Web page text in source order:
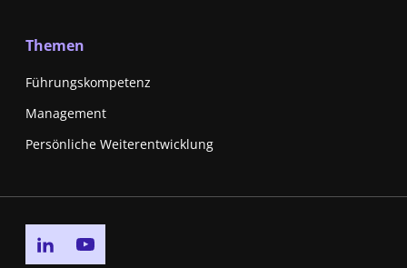
Themen
Führungskompetenz
Management
Persönliche Weiterentwicklung
Go to linkedin page